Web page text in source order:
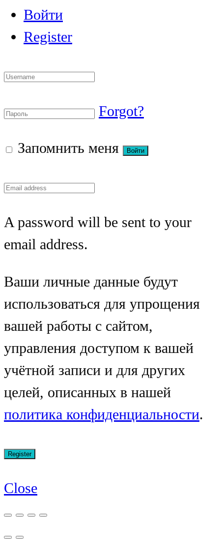
Войти
Register
Forgot?
Запомнить меня
A password will be sent to your
email address.
Ваши личные данные будут
использоваться для упрощения
вашей работы с сайтом,
управления доступом к вашей
учётной записи и для других
целей, описанных в нашей
политика конфиденциальности.
Close